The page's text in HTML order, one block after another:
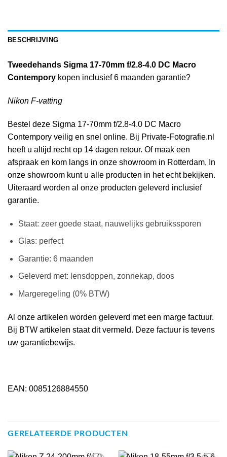
BESCHRIJVING
Tweedehands Sigma 17-70mm f/2.8-4.0 DC Macro
Contempory kopen inclusief 6 maanden garantie?
Nikon F-vatting
Bestel deze Sigma 17-70mm f/2.8-4.0 DC Macro
Contempory veilig en snel online. Bij Private-Fotografie.nl
heeft u altijd recht op 14 dagen retour. Of maak een
afspraak en kom langs in onze showroom in Rotterdam, In
onze showroom kunt u alle producten in het echt bekijken.
Uiteraard worden al onze producten geleverd inclusief
garantie.
Staat: zeer goede staat, nauwelijks gebruikssporen
Glas: perfect
Garantie: 6 maanden
Geleverd met: lensdoppen, zonnekap, doos
Margeregeling (0% BTW)
Al onze artikelen worden geleverd met een marge factuur.
Bij BTW artikelen staat dit vermeld. Deze factuur is tevens
uw garantiebewijs.
EAN: 0085126884550
GERELATEERDE PRODUCTEN